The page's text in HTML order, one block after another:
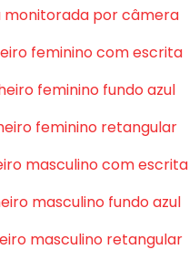
monitorada por câmera
feminino com escrita
feminino fundo azul
feminino retangular
masculino com escrita
masculino fundo azul
masculino retangular